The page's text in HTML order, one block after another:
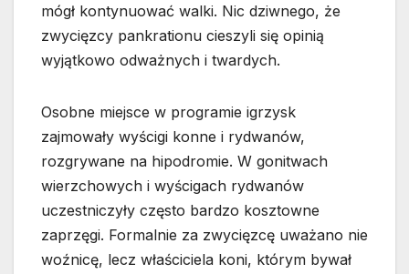
mógł kontynuować walki. Nic dziwnego, że
zwycięzcy pankrationu cieszyli się opinią
wyjątkowo odważnych i twardych.
Osobne miejsce w programie igrzysk
zajmowały wyścigi konne i rydwanów,
rozgrywane na hipodromie. W gonitwach
wierzchowych i wyścigach rydwanów
uczestniczyły często bardzo kosztowne
zaprzęgi. Formalnie za zwycięzcę uważano nie
woźnicę, lecz właściciela koni, którym bywał